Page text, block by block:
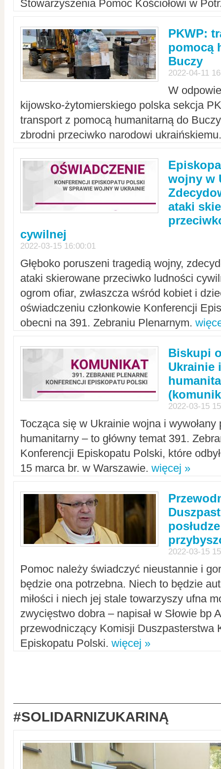
Stowarzyszenia Pomoc Kościołowi w
PKWP:
pomocą
Buczy
2022-04-11
W
kijowsko-żytomierskiego polska sekcja
transport z pomocą humanitarną do
zbrodni przeciwko narodowi
wojny w
ataki
cywilnej
2022-03-15 16:00:01
Głęboko poruszeni tragedią wojny,
ataki skierowane przeciwko ludności
ogrom ofiar, zwłaszcza wśród kobiet i
oświadczeniu członkowie Konferencji
obecni na 391. Zebraniu Plenarnym.
Biskupi
Ukrainie
2022-03-15
Tocząca się w Ukrainie wojna i
humanitarny – to główny temat 391.
Konferencji Episkopatu Polski, które
15 marca br. w Warszawie. więcej »
2022-03-15
Pomoc należy świadczyć nieustannie i
będzie ona potrzebna. Niech to będzie
miłości i niech jej stale towarzyszy ufna
zwycięstwo dobra – napisał w Słowie bp
przewodniczący Komisji Duszpasterstwa
Episkopatu Polski. więcej »
#SOLIDARNIZUKARINĄ